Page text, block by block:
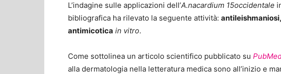
L’indagine sulle applicazioni dell’A.nacardium 15occidentale
bibliografica ha rilevato la seguente attività:
antimicotica in vitro.
Come sottolinea un articolo scientifico pubblicato su
alla dermatologia nella letteratura medica sono all’inizio e